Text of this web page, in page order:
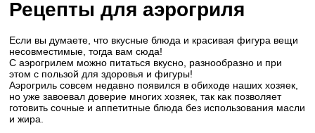
Рецепты для аэрогриля
Если вы думаете, что вкусные блюда и красивая фигура вещи
несовместимые, тогда вам сюда!
С аэрогрилем можно питаться вкусно, разнообразно и при
этом с пользой для здоровья и фигуры!
Аэрогриль совсем недавно появился в обиходе наших хозяек,
но уже завоевал доверие многих хозяек, так как позволяет
готовить сочные и аппетитные блюда без использования масли
и жира.